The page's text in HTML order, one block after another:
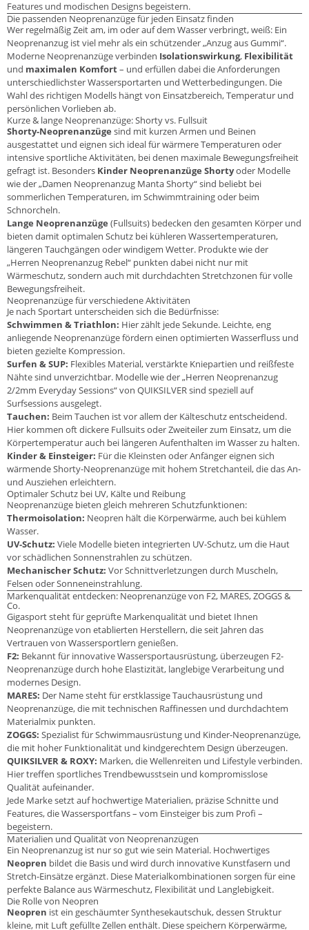
Features und modischen Designs begeistern.
Die passenden Neoprenanzüge für jeden Einsatz finden
Wer regelmäßig Zeit am, im oder auf dem Wasser verbringt, weiß: Ein
Neoprenanzug ist viel mehr als ein schützender „Anzug aus Gummi“.
Moderne Neoprenanzüge verbinden Isolationswirkung, Flexibilität
und maximalen Komfort– und erfüllen dabei die Anforderungen
unterschiedlichster Wassersportarten und Wetterbedingungen. Die
Wahl des richtigen Modells hängt von Einsatzbereich, Temperatur und
persönlichen Vorlieben ab.
Kurze & lange Neoprenanzüge: Shorty vs. Fullsuit
Shorty-Neoprenanzüge sind mit kurzen Armen und Beinen
ausgestattet und eignen sich ideal für wärmere Temperaturen oder
intensive sportliche Aktivitäten, bei denen maximale Bewegungsfreiheit
gefragt ist. Besonders Kinder Neoprenanzüge Shortyoder Modelle
wie der „Damen Neoprenanzug Manta Shorty“ sind beliebt bei
sommerlichen Temperaturen, im Schwimmtraining oder beim
Schnorcheln.
Lange Neoprenanzüge (Fullsuits) bedecken den gesamten Körper und
bieten damit optimalen Schutz bei kühleren Wassertemperaturen,
längeren Tauchgängen oder windigem Wetter. Produkte wie der
„Herren Neoprenanzug Rebel“ punkten dabei nicht nur mit
Wärmeschutz, sondern auch mit durchdachten Stretchzonen für volle
Bewegungsfreiheit.
Neoprenanzüge für verschiedene Aktivitäten
Je nach Sportart unterscheiden sich die Bedürfnisse:
Schwimmen & Triathlon: Hier zählt jede Sekunde. Leichte, eng
anliegende Neoprenanzüge fördern einen optimierten Wasserfluss und
bieten gezielte Kompression.
Surfen & SUP: Flexibles Material, verstärkte Kniepartien und reißfeste
Nähte sind unverzichtbar. Modelle wie der „Herren Neoprenanzug
2/2mm Everyday Sessions“ von QUIKSILVER sind speziell auf
Surfsessions ausgelegt.
Tauchen: Beim Tauchen ist vor allem der Kälteschutz entscheidend.
Hier kommen oft dickere Fullsuits oder Zweiteiler zum Einsatz, um die
Körpertemperatur auch bei längeren Aufenthalten im Wasser zu halten.
Kinder & Einsteiger: Für die Kleinsten oder Anfänger eignen sich
wärmende Shorty-Neoprenanzüge mit hohem Stretchanteil, die das An-
und Ausziehen erleichtern.
Optimaler Schutz bei UV, Kälte und Reibung
Neoprenanzüge bieten gleich mehreren Schutzfunktionen:
Thermoisolation: Neopren hält die Körperwärme, auch bei kühlem
Wasser.
UV-Schutz: Viele Modelle bieten integrierten UV-Schutz, um die Haut
vor schädlichen Sonnenstrahlen zu schützen.
Mechanischer Schutz: Vor Schnittverletzungen durch Muscheln,
Felsen oder Sonneneinstrahlung.
Markenqualität entdecken: Neoprenanzüge von F2, MARES, ZOGGS &
Co.
Gigasport steht für geprüfte Markenqualität und bietet Ihnen
Neoprenanzüge von etablierten Herstellern, die seit Jahren das
Vertrauen von Wassersportlern genießen.
F2: Bekannt für innovative Wassersportausrüstung, überzeugen F2-
Neoprenanzüge durch hohe Elastizität, langlebige Verarbeitung und
modernes Design.
MARES: Der Name steht für erstklassige Tauchausrüstung und
Neoprenanzüge, die mit technischen Raffinessen und durchdachtem
Materialmix punkten.
ZOGGS: Spezialist für Schwimmausrüstung und Kinder-Neoprenanzüge,
die mit hoher Funktionalität und kindgerechtem Design überzeugen.
QUIKSILVER & ROXY: Marken, die Wellenreiten und Lifestyle verbinden.
Hier treffen sportliches Trendbewusstsein und kompromisslose
Qualität aufeinander.
Jede Marke setzt auf hochwertige Materialien, präzise Schnitte und
Features, die Wassersportfans – vom Einsteiger bis zum Profi –
begeistern.
Materialien und Qualität von Neoprenanzügen
Ein Neoprenanzug ist nur so gut wie sein Material. Hochwertiges
Neopren bildet die Basis und wird durch innovative Kunstfasern und
Stretch-Einsätze ergänzt. Diese Materialkombinationen sorgen für eine
perfekte Balance aus Wärmeschutz, Flexibilität und Langlebigkeit.
Die Rolle von Neopren
Neopren ist ein geschäumter Synthesekautschuk, dessen Struktur
kleine, mit Luft gefüllte Zellen enthält. Diese speichern Körperwärme,